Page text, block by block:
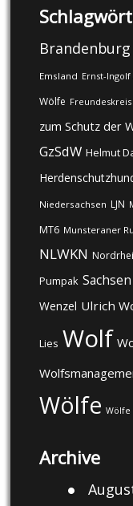
Brandenburg
Emsland Ernst-
Wölfe
zum Schutz der
GzSdW Helmut
Niedersachsen LJN
MT6 Munsteraner
NLWKN
Pumpak Sachsen
Wenzel Ulrich
Lies Wolf
Wölfe Wölfe
Archive